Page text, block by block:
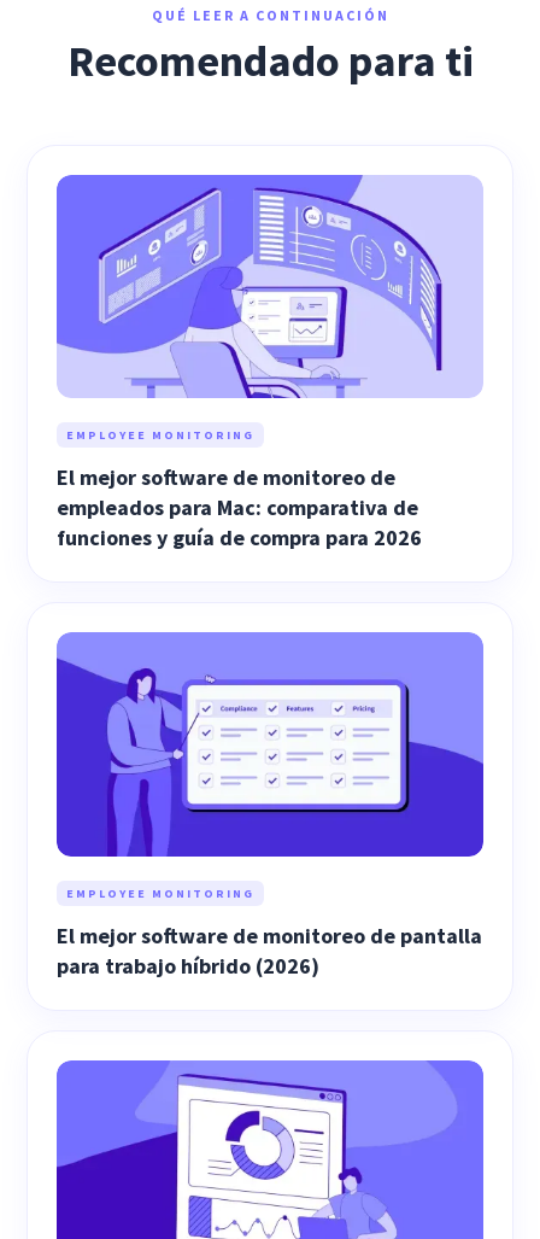
QUÉ LEER A CONTINUACIÓN
Recomendado para ti
EMPLOYEE MONITORING
El mejor software de monitoreo de
empleados para Mac: comparativa de
funciones y guía de compra para 2026
EMPLOYEE MONITORING
El mejor software de monitoreo de pantalla
para trabajo híbrido (2026)